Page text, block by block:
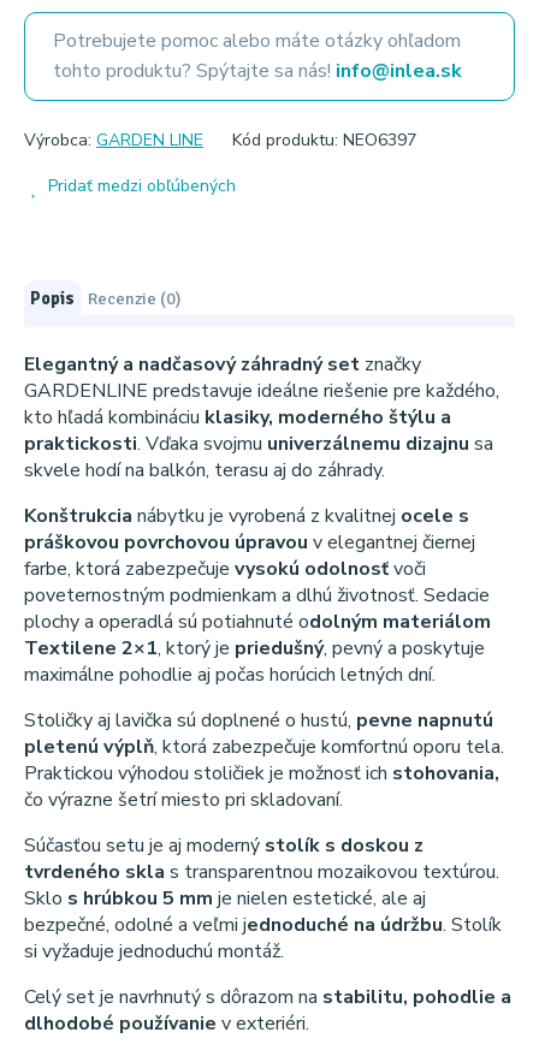
Potrebujete pomoc alebo máte otázky ohľadom
tohto produktu? Spýtajte sa nás! info@inlea.sk
Výrobca: GARDEN LINE
Kód produktu: NEO6397
Pridať medzi obľúbených
Popis Recenzie (0)
Elegantný a nadčasový záhradný set značky
GARDENLINE predstavuje ideálne riešenie pre každého,
kto hľadá kombináciu klasiky, moderného štýlu a
praktickosti. Vďaka svojmu univerzálnemu dizajnu sa
skvele hodí na balkón, terasu aj do záhrady.
Konštrukcia nábytku je vyrobená z kvalitnej ocele s
práškovou povrchovou úpravou v elegantnej čiernej
farbe, ktorá zabezpečuje vysokú odolnosťvoči
poveternostným podmienkam a dlhú životnosť. Sedacie
plochy a operadlá sú potiahnuté odolným materiálom
Textilene 2×1, ktorý je priedušný, pevný a poskytuje
maximálne pohodlie aj počas horúcich letných dní.
Stoličky aj lavička sú doplnené o hustú, pevne napnutú
pletenú výplň, ktorá zabezpečuje komfortnú oporu tela.
Praktickou výhodou stoličiek je možnosť ich stohovania,
čo výrazne šetrí miesto pri skladovaní.
Súčasťou setu je aj moderný stolík s doskou z
tvrdeného skla s transparentnou mozaikovou textúrou.
Sklo s hrúbkou 5 mm je nielen estetické, ale aj
bezpečné, odolné a veľmi jednoduché na údržbu. Stolík
si vyžaduje jednoduchú montáž.
Celý set je navrhnutý s dôrazom na stabilitu, pohodlie a
dlhodobé používanie v exteriéri.